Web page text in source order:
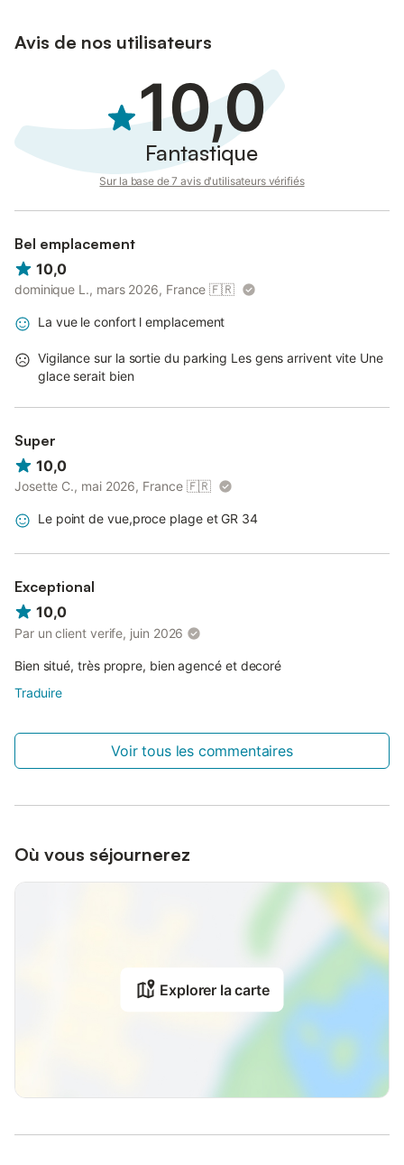
Avis de nos utilisateurs
10,0
Fantastique
Sur la base de 7 avis d'utilisateurs vérifiés
Bel emplacement
10,0
dominique L., mars 2026, France 🇫🇷
La vue le confort l emplacement
Vigilance sur la sortie du parking Les gens arrivent vite Une
glace serait bien
Super
10,0
Josette C., mai 2026, France 🇫🇷
Le point de vue,proce plage et GR 34
Exceptional
10,0
Par un client verife, juin 2026
Bien situé, très propre, bien agencé et decoré
Traduire
Voir tous les commentaires
Où vous séjournerez
Explorer la carte